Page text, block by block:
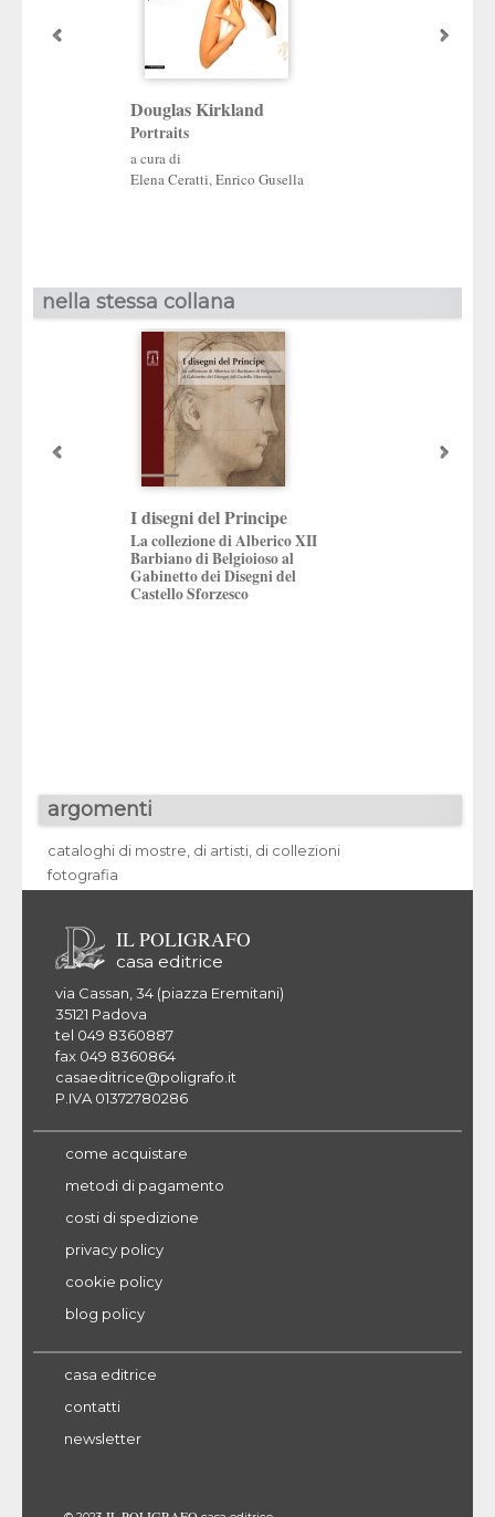
Douglas Kirkland
Portraits
a cura di
Elena Ceratti,Enrico Gusella
nella stessa collana
I disegni del Principe
La collezione di Alberico XII
Barbiano di Belgioioso al
Gabinetto dei Disegni del
Castello Sforzesco
argomenti
cataloghi di mostre, di artisti, di collezioni
fotografia
IL POLIGRAFO
casa editrice
via Cassan, 34 (piazza Eremitani)
35121 Padova
tel 049 8360887
fax 049 8360864
casaeditrice@poligrafo.it
P.IVA 01372780286
come acquistare
metodi di pagamento
costi di spedizione
privacy policy
cookie policy
blog policy
casa editrice
contatti
newsletter